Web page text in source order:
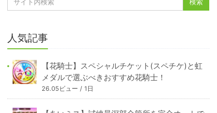
人気記事
【花騎士】スペシャルチケット(スペチケ)と虹
メダルで選ぶべきおすすめ花騎士！
26.05ビュー / 1日